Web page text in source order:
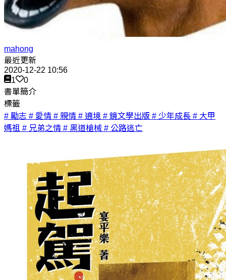
mahong
最近更新
2020-12-22 10:56
1
0
書單簡介
標籤
# 勵志 # 愛情 # 親情 # 遶境 # 鏡文學出版 # 少年成長 # 大甲
媽祖 # 兄弟之情 # 黑道槍械 # 公路逃亡